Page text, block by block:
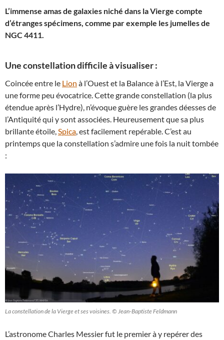
L’immense amas de galaxies niché dans la Vierge compte
d’étranges spécimens, comme par exemple les jumelles de
NGC 4411.
Une constellation difficile à visualiser :
Coincée entre le Lion à l’Ouest et la Balance à l’Est, la Vierge a
une forme peu évocatrice. Cette grande constellation (la plus
étendue après l’Hydre), n’évoque guère les grandes déesses de
l’Antiquité qui y sont associées. Heureusement que sa plus
brillante étoile,Spica, est facilement repérable. C’est au
printemps que la constellation s’admire une fois la nuit tombée
:
La constellation de la Vierge et ses voisines. © Jean-Baptiste Feldmann
L’astronome Charles Messier fut le premier à y repérer des